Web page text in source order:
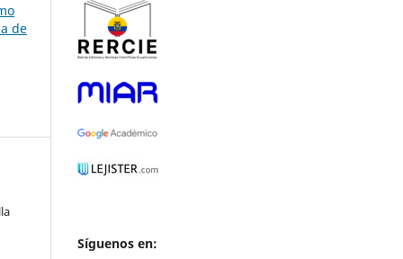
de
Síguenos en: